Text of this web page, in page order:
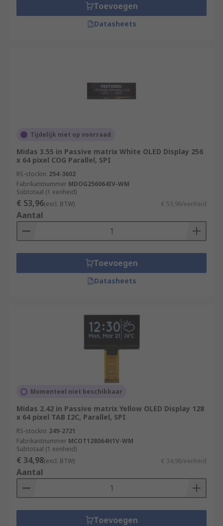
Toevoegen
Datasheets
Tijdelijk niet op voorraad
Midas 3.55 in Passive matrix White OLED Display 256
x 64 pixel COG Parallel, SPI
RS-stocknr. 254-3602
Fabrikantnummer MDOG256064IV-WM
Subtotaal (1 eenheid)
€ 53,96(excl. BTW) € 53,96/eenheid
Aantal
Toevoegen
Datasheets
Momenteel niet beschikbaar
Midas 2.42 in Passive matrix Yellow OLED Display 128
x 64 pixel TAB I2C, Parallel, SPI
RS-stocknr. 249-2721
Fabrikantnummer MCOT128064H1V-WM
Subtotaal (1 eenheid)
€ 34,98(excl. BTW) € 34,98/eenheid
Aantal
Toevoegen